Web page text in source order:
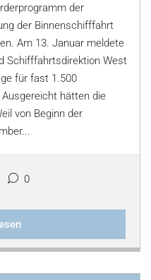
der
der Binnenschifffahrt
Am 13. Januar meldete
Schifffahrtsdirektion West
für fast 1.500
hätten die
von Beginn der
0